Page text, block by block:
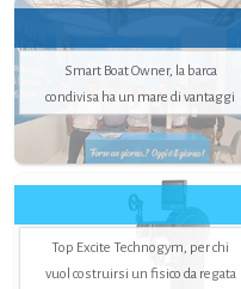
Smart Boat Owner, la barca
condivisa ha un mare di vantaggi
Top Excite Technogym, per chi
vuol costruirsi un fisico da regata